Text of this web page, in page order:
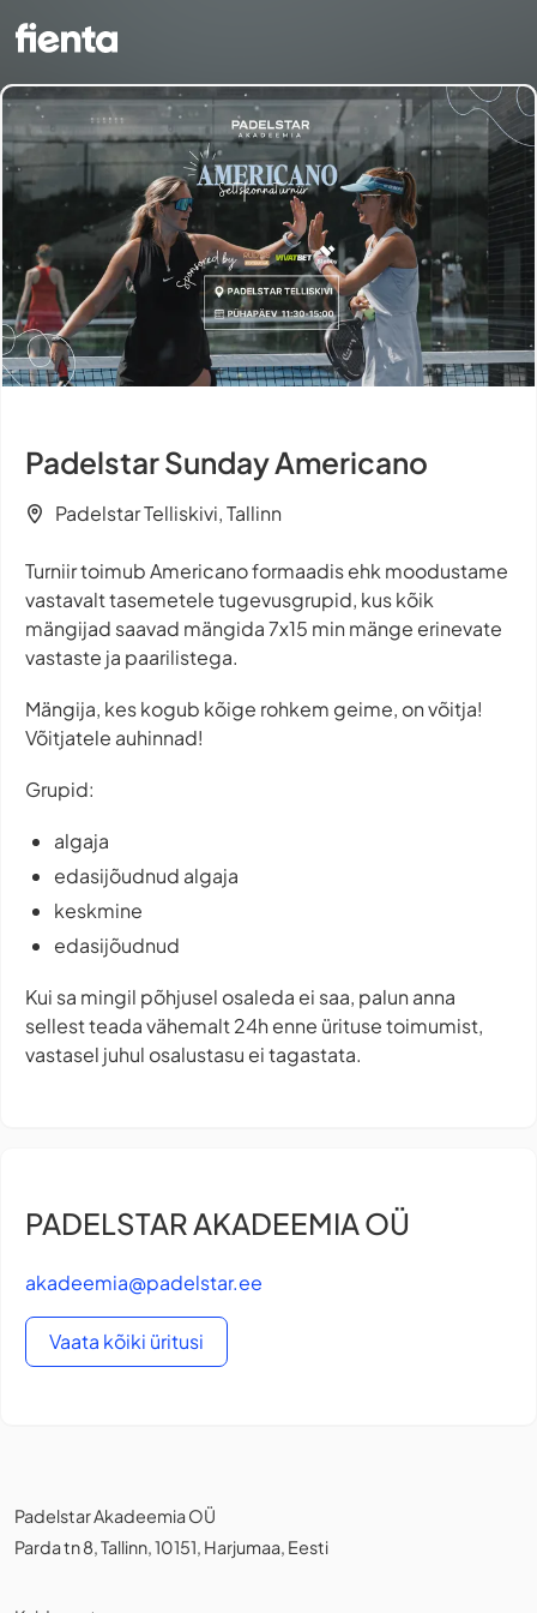
Padelstar Sunday Americano
Padelstar Telliskivi, Tallinn
Turniir toimub Americano formaadis ehk moodustame
vastavalt tasemetele tugevusgrupid, kus kõik
mängijad saavad mängida 7x15 min mänge erinevate
vastaste ja paarilistega.
Mängija, kes kogub kõige rohkem geime, on võitja!
Võitjatele auhinnad!
Grupid:
algaja
edasijõudnud algaja
keskmine
edasijõudnud
Kui sa mingil põhjusel osaleda ei saa, palun anna
sellest teada vähemalt 24h enne ürituse toimumist,
vastasel juhul osalustasu ei tagastata.
PADELSTAR AKADEEMIA OÜ
akadeemia@padelstar.ee
Vaata kõiki üritusi
Padelstar Akadeemia OÜ
Parda tn 8, Tallinn, 10151, Harjumaa, Eesti